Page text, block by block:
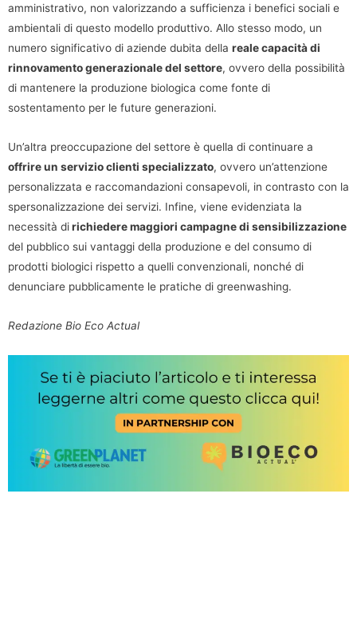
amministrativo, non valorizzando a sufficienza i benefici sociali e
ambientali di questo modello produttivo. Allo stesso modo, un
numero significativo di aziende dubita della reale capacità di
rinnovamento generazionale del settore, ovvero della possibilità
di mantenere la produzione biologica come fonte di
sostentamento per le future generazioni.
Un’altra preoccupazione del settore è quella di continuare a
offrire un servizio clienti specializzato, ovvero un’attenzione
personalizzata e raccomandazioni consapevoli, in contrasto con la
spersonalizzazione dei servizi. Infine, viene evidenziata la
necessità dirichiedere maggiori campagne di sensibilizzazione
del pubblico sui vantaggi della produzione e del consumo di
prodotti biologici rispetto a quelli convenzionali, nonché di
denunciare pubblicamente le pratiche di greenwashing.
Redazione Bio Eco Actual